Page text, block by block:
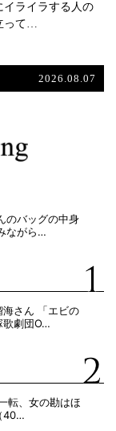
イライラする人の
って…
2026.08.07
のバッグの中身
ながら…
海さん 「エビの
歌劇団O…
転、女の勘はほ
40…